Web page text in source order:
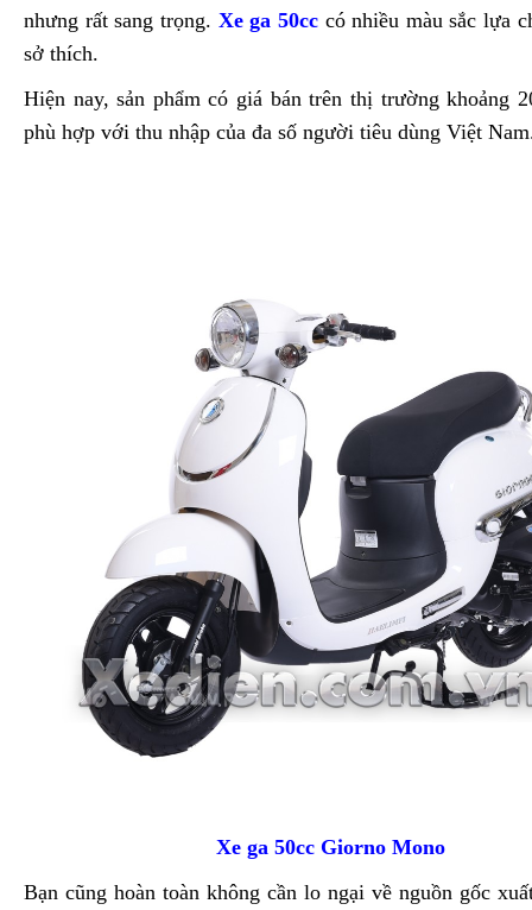
nhưng rất sang trọng. Xe ga 50cccó nhiều màu sắc lựa
sở thích.
Hiện nay, sản phẩm có giá bán trên thị trường khoảng
phù hợp với thu nhập của đa số người tiêu dùng Việt
Xe ga 50cc Giorno Mono
Bạn cũng hoàn toàn không cần lo ngại về nguồn gốc